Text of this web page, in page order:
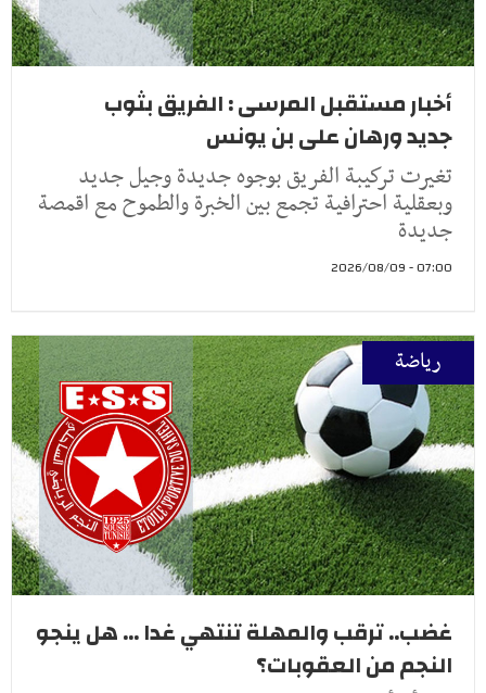
أخبار مستقبل المرسى : الفريق بثوب
جديد ورهان على بن يونس
تغيرت تركيبة الفريق بوجوه جديدة وجيل جديد
وبعقلية احترافية تجمع بين الخبرة والطموح مع اقمصة
جديدة
07:00 - 2026/08/09
رياضة
غضب.. ترقب والمهلة تنتهي غدا ... هل ينجو
النجم من العقوبات؟